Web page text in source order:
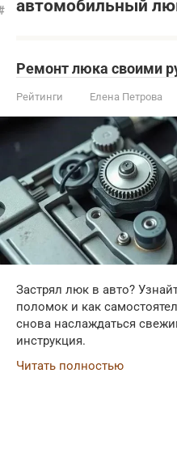
автомобильный
Ремонт люка своими
Рейтинги Елена Петрова
Застрял люк в авто?
поломок и как
снова наслаждаться
инструкция.
Читать полностью